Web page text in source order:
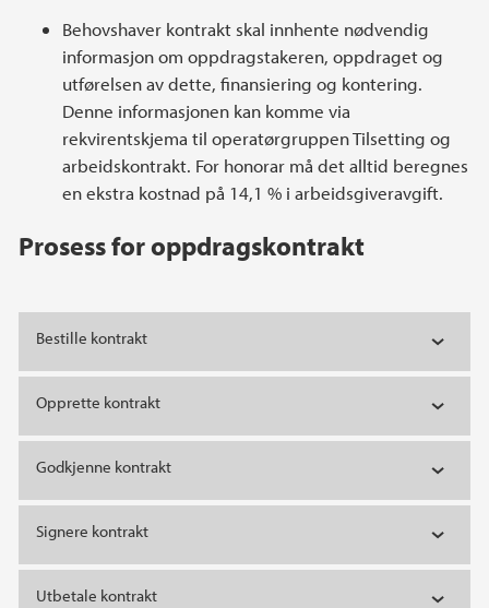
Behovshaver kontrakt skal innhente nødvendig
informasjon om oppdragstakeren, oppdraget og
utførelsen av dette, finansiering og kontering.
Denne informasjonen kan komme via
rekvirentskjema til operatørgruppen Tilsetting og
arbeidskontrakt. For honorar må det alltid beregnes
en ekstra kostnad på 14,1 % i arbeidsgiveravgift.
Prosess for oppdragskontrakt
Bestille kontrakt
Opprette kontrakt
Godkjenne kontrakt
Signere kontrakt
Utbetale kontrakt